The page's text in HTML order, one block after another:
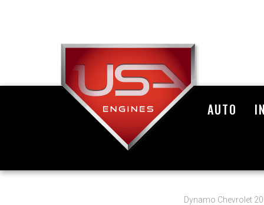
AUTO
Dynamo Chevrolet